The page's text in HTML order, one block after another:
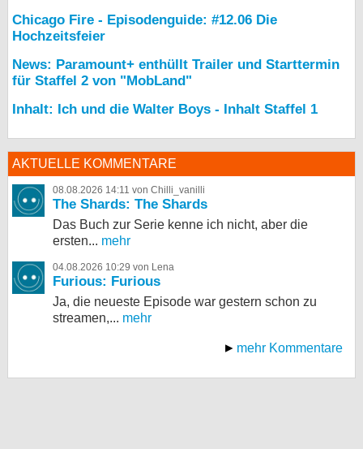
Chicago Fire - Episodenguide: #12.06 Die
Hochzeitsfeier
News: Paramount+ enthüllt Trailer und Starttermin
für Staffel 2 von "MobLand"
Inhalt: Ich und die Walter Boys - Inhalt Staffel 1
AKTUELLE KOMMENTARE
08.08.2026 14:11 von Chilli_vanilli
The Shards: The Shards
Das Buch zur Serie kenne ich nicht, aber die
ersten... mehr
04.08.2026 10:29 von Lena
Furious: Furious
Ja, die neueste Episode war gestern schon zu
streamen,... mehr
mehr Kommentare